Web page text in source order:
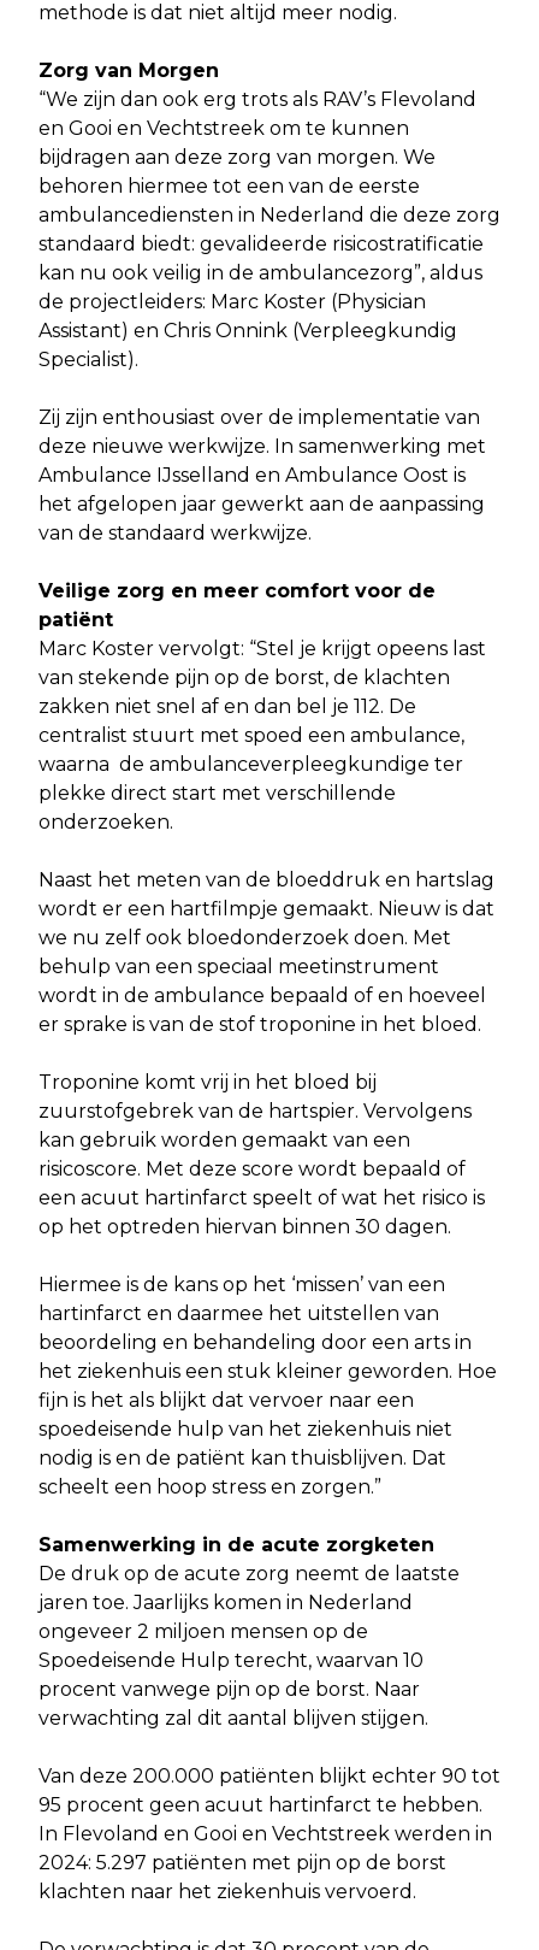
methode is dat niet altijd meer nodig.
Zorg van Morgen
“We zijn dan ook erg trots als RAV’s Flevoland
en Gooi en Vechtstreek om te kunnen
bijdragen aan deze zorg van morgen. We
behoren hiermee tot een van de eerste
ambulancediensten in Nederland die deze zorg
standaard biedt: gevalideerde risicostratificatie
kan nu ook veilig in de ambulancezorg”, aldus
de projectleiders: Marc Koster (Physician
Assistant) en Chris Onnink (Verpleegkundig
Specialist).
Zij zijn enthousiast over de implementatie van
deze nieuwe werkwijze. In samenwerking met
Ambulance IJsselland en Ambulance Oost is
het afgelopen jaar gewerkt aan de aanpassing
van de standaard werkwijze.
Veilige zorg en meer comfort voor de
patiënt
Marc Koster vervolgt: “Stel je krijgt opeens last
van stekende pijn op de borst, de klachten
zakken niet snel af en dan bel je 112. De
centralist stuurt met spoed een ambulance,
waarna de ambulanceverpleegkundige ter
plekke direct start met verschillende
onderzoeken.
Naast het meten van de bloeddruk en hartslag
wordt er een hartfilmpje gemaakt. Nieuw is dat
we nu zelf ook bloedonderzoek doen. Met
behulp van een speciaal meetinstrument
wordt in de ambulance bepaald of en hoeveel
er sprake is van de stof troponine in het bloed.
Troponine komt vrij in het bloed bij
zuurstofgebrek van de hartspier. Vervolgens
kan gebruik worden gemaakt van een
risicoscore. Met deze score wordt bepaald of
een acuut hartinfarct speelt of wat het risico is
op het optreden hiervan binnen 30 dagen.
Hiermee is de kans op het ‘missen’ van een
hartinfarct en daarmee het uitstellen van
beoordeling en behandeling door een arts in
het ziekenhuis een stuk kleiner geworden. Hoe
fijn is het als blijkt dat vervoer naar een
spoedeisende hulp van het ziekenhuis niet
nodig is en de patiënt kan thuisblijven. Dat
scheelt een hoop stress en zorgen.”
Samenwerking in de acute zorgketen
De druk op de acute zorg neemt de laatste
jaren toe. Jaarlijks komen in Nederland
ongeveer 2 miljoen mensen op de
Spoedeisende Hulp terecht, waarvan 10
procent vanwege pijn op de borst. Naar
verwachting zal dit aantal blijven stijgen.
Van deze 200.000 patiënten blijkt echter 90 tot
95 procent geen acuut hartinfarct te hebben.
In Flevoland en Gooi en Vechtstreek werden in
2024: 5.297 patiënten met pijn op de borst
klachten naar het ziekenhuis vervoerd.